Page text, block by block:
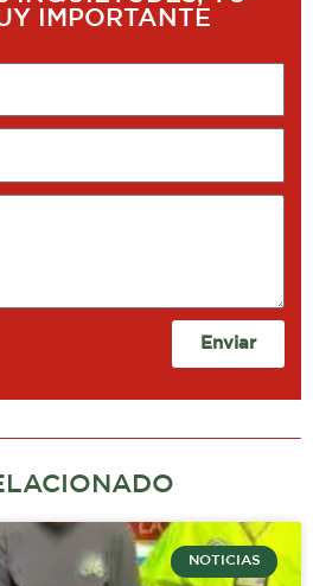
IMPORTANTE
Enviar
NOTICIAS